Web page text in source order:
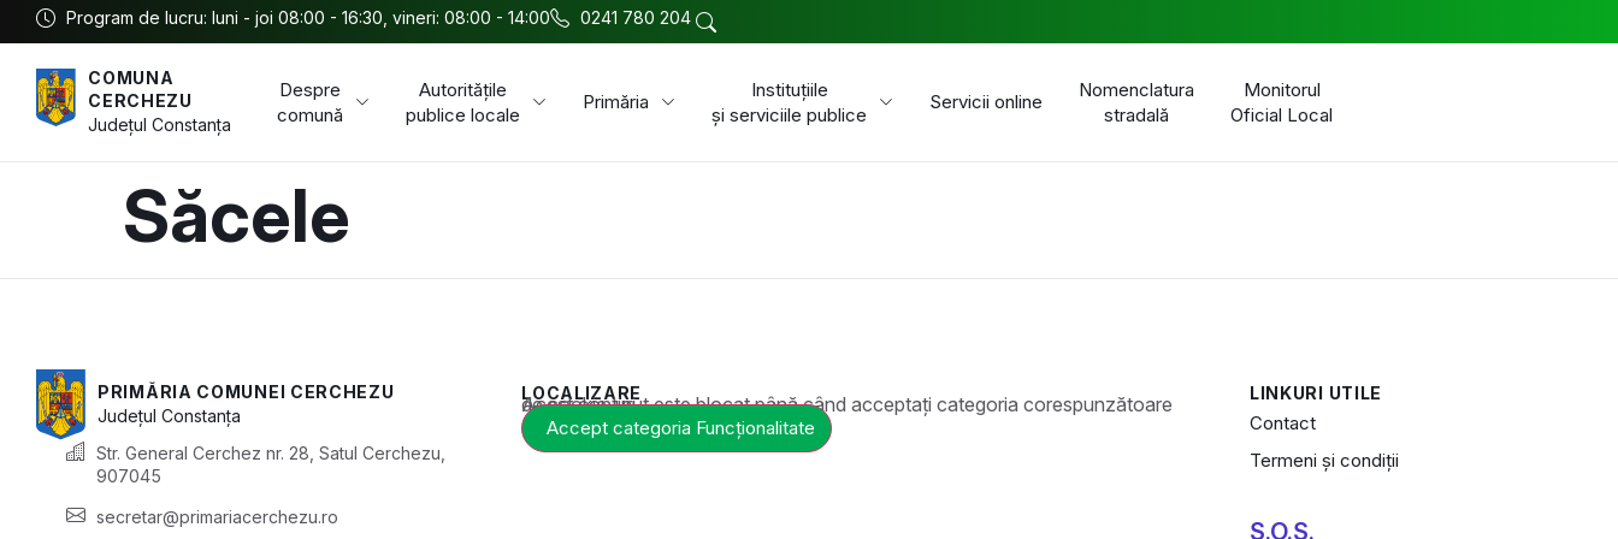
Program de lucru: luni - joi 08:00 - 16:30, vineri: 08:00 - 14:00 0241 780 204
COMUNA
CERCHEZU
JudețulConstanța
Despre
comună
Autoritățile
publice locale
Primăria
Instituțiile
și serviciile publice
Servicii online
Nomenclatura
stradală
Monitorul
Oficial Local
Săcele
PRIMĂRIA COMUNEI CERCHEZU
JudețulConstanța
Str. General Cerchez nr. 28, Satul Cerchezu,
907045
secretar@primariacerchezu.ro
LOCALIZARE
Acest conținut este blocat până când acceptați categoria corespunzătoare de cookie-uri.
Accept categoria Funcționalitate
LINKURI UTILE
Contact
Termeni și condiții
S.O.S.